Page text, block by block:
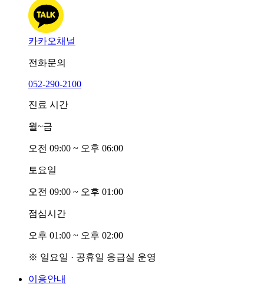
카카오채널
전화문의
052-290-2100
진료 시간
월~금
오전 09:00 ~ 오후 06:00
토요일
오전 09:00 ~ 오후 01:00
점심시간
오후 01:00 ~ 오후 02:00
※ 일요일 · 공휴일 응급실 운영
이용안내